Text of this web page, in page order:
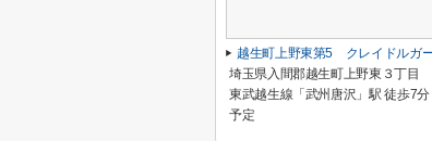
埼玉県入間郡越生町上野東３丁目
東武越生線「武州唐沢」駅 徒歩7分
予定